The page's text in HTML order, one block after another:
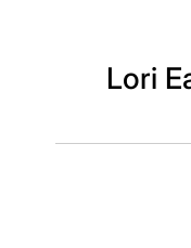
Lori